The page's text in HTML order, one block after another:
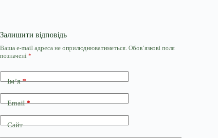
Залишити відповідь
Ваша e-mail адреса не оприлюднюватиметься. Обов’язкові поля
позначені *
Ім’я*
Email*
Сайт